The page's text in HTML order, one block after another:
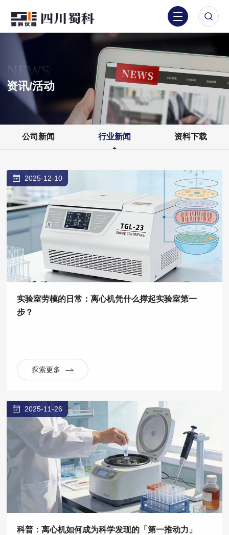
NEWS
资讯/活动
公司新闻 行业新闻 资料下载
2025-12-10
实验室劳模的日常：离心机凭什么撑起实验室第一
步？
探索更多
2025-11-26
科普：离心机如何成为科学发现的「第一推动力」